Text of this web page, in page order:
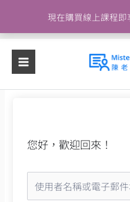
現在購買線上課程
主
容
您好，歡迎回來！